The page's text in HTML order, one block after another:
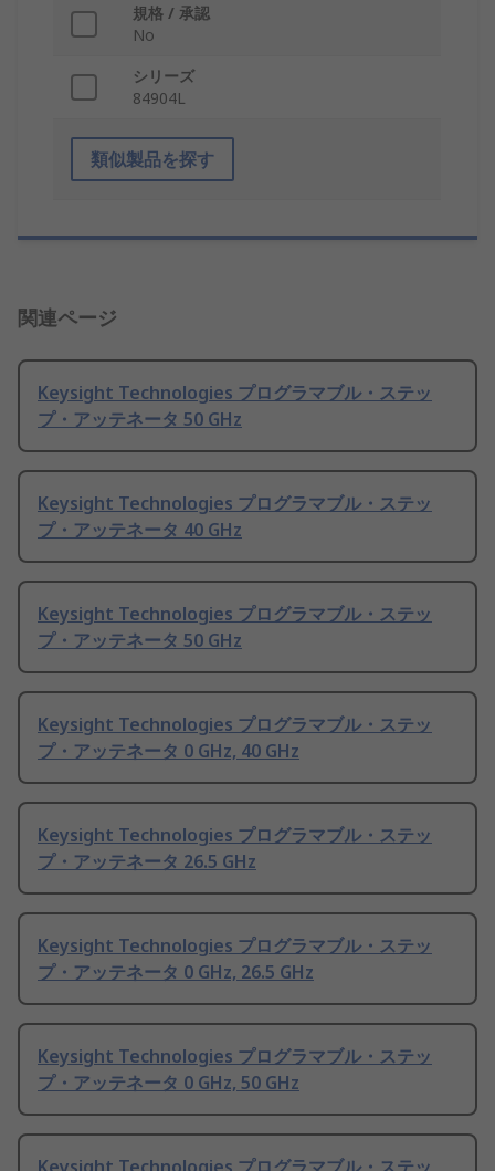
規格 / 承認
No
シリーズ
84904L
類似製品を探す
関連ページ
Keysight Technologies プログラマブル・ステッ
プ・アッテネータ 50 GHz
Keysight Technologies プログラマブル・ステッ
プ・アッテネータ 40 GHz
Keysight Technologies プログラマブル・ステッ
プ・アッテネータ 50 GHz
Keysight Technologies プログラマブル・ステッ
プ・アッテネータ 0 GHz, 40 GHz
Keysight Technologies プログラマブル・ステッ
プ・アッテネータ 26.5 GHz
Keysight Technologies プログラマブル・ステッ
プ・アッテネータ 0 GHz, 26.5 GHz
Keysight Technologies プログラマブル・ステッ
プ・アッテネータ 0 GHz, 50 GHz